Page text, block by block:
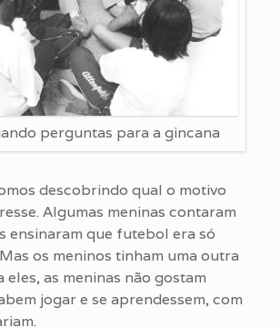
perguntas para a gincana
descobrindo qual o motivo
Algumas meninas contaram
ensinaram que futebol era só
os meninos tinham uma outra
eles, as meninas não gostam
jogar e se aprendessem, com